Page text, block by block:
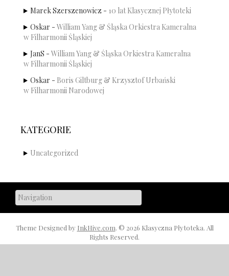
Marek Szerszenowicz - 10 lat Klasycznej Płytoteki
Oskar - William Yang & Śląska Orkiestra Kameralna
w Filharmonii Śląskiej
JanS - William Yang & Śląska Orkiestra Kameralna
w Filharmonii Śląskiej
Oskar - Boris Giltburg & Krzysztof Urbański
w Filharmonii Narodowej
KATEGORIE
Uncategorized
Theme Designed by InkHive.com. © 2026 Klasyczna Płytoteka. All
Rights Reserved.